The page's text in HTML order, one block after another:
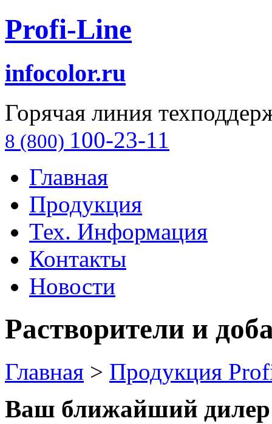
Profi-Line
infocolor.ru
Горячая линия
8 (800) 100-23-11
Главная
Продукция
Тех. Информация
Контакты
Новости
Растворители и
Главная > Продукция
Ваш ближайший дилер